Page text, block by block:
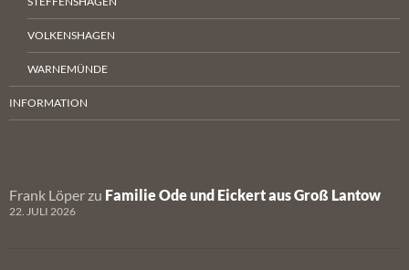
VOLKENSHAGEN
WARNEMÜNDE
INFORMATION
Frank Löper zu Familie Ode und Eickert aus Groß Lantow
22. JULI 2026